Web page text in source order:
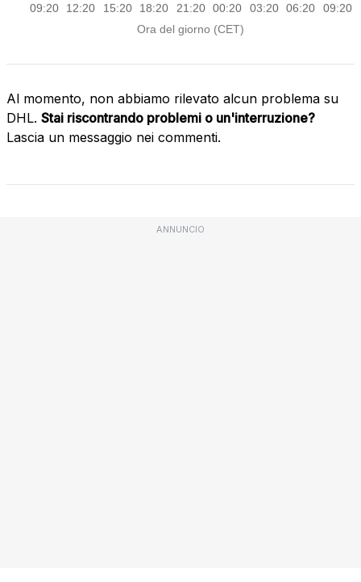
Al momento, non abbiamo rilevato alcun problema su
DHL. Stai riscontrando problemi o un'interruzione?
Lascia un messaggio nei commenti.
ANNUNCIO